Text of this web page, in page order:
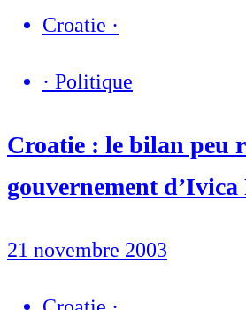
Croatie ·
· Politique
Croatie : le bilan peu
gouvernement d’Ivica
21 novembre 2003